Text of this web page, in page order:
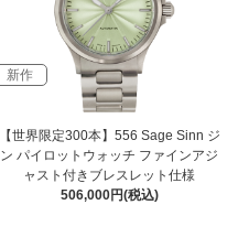
新作
【世界限定300本】556 Sage Sinn ジ
ン パイロットウォッチ ファインアジ
ャスト付きブレスレット仕様
506,000円(税込)